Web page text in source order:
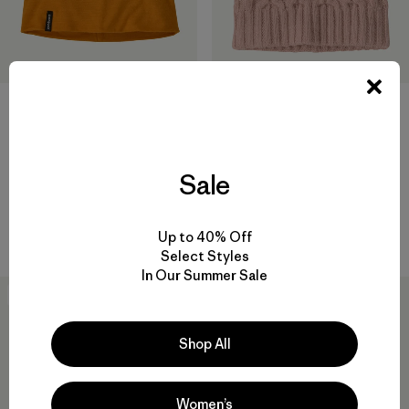
Valoración: 4.2 / 5
Sale
Up to 40% Off
Select Styles
In Our Summer Sale
Shop All
Women’s